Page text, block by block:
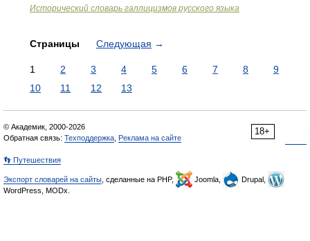
Исторический словарь галлицизмов русского языка
Страницы Следующая →
1 2 3 4 5 6 7 8
9
10
11 12 13
18+
© Академик, 2000-2026
Обратная связь: Техподдержка Реклама на сайте
👣 Путешествия
Экспорт словарей на сайты , сделанные на PHP, Joomla,
Drupal,
WordPress, MODx.